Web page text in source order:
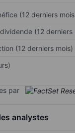
(12 derniers
(12 derniers
(12 derniers mois)
par
analystes